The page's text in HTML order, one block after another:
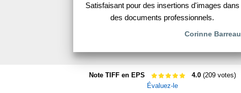
Satisfaisant pour des insertions d'images dans
des documents professionnels.
Corinne Barreau
Note TIFF en EPS 4.0(209 votes)
Évaluez-le